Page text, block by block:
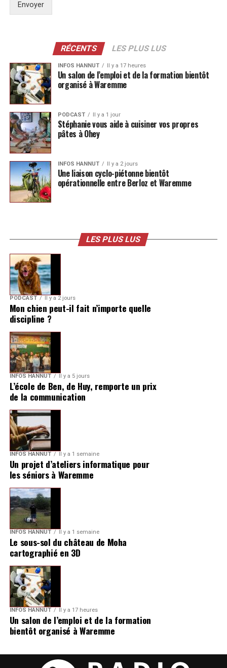
Envoyer
RÉCENTS LES PLUS LUS
INFOS HANNUT Il y a 17 heures
Un salon de l’emploi et de la formation bientôt
organisé à Waremme
PODCAST Il y a 1 jour
Stéphanie vous aide à cuisiner vos propres
pâtes à Ohey
INFOS HANNUT Il y a 2 jours
Une liaison cyclo-piétonne bientôt
opérationnelle entre Berloz et Waremme
LES PLUS LUS
PODCAST Il y a 2 jours
Mon chien peut-il fait n’importe quelle
discipline ?
INFOS HANNUT Il y a 5 jours
L’école de Ben, de Huy, remporte un prix
de la communication
INFOS HANNUT Il y a 1 semaine
Un projet d’ateliers informatique pour
les séniors à Waremme
INFOS HANNUT Il y a 1 semaine
Le sous-sol du château de Moha
cartographié en 3D
INFOS HANNUT Il y a 17 heures
Un salon de l’emploi et de la formation
bientôt organisé à Waremme